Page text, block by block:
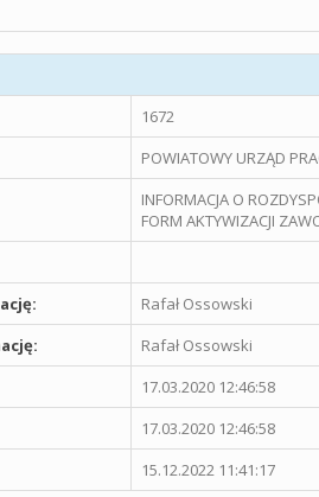
1672
POWIATOWY URZĄD
INFORMACJA O
FORM AKTYWIZACJI
Rafał Ossowski
Rafał Ossowski
17.03.2020 12:46:58
17.03.2020 12:46:58
15.12.2022 11:41:17